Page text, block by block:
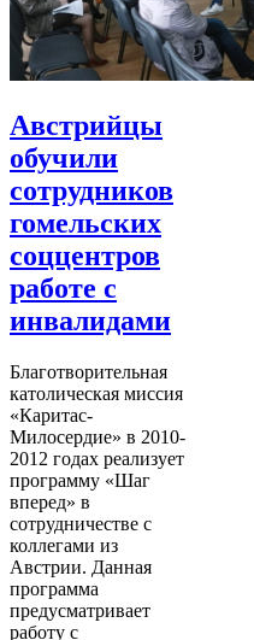
Австрийцы
обучили
сотрудников
гомельских
соццентров
работе с
инвалидами
Благотворительная
католическая миссия
«Каритас-
Милосердие» в 2010-
2012 годах реализует
программу «Шаг
вперед» в
сотрудничестве с
коллегами из
Австрии. Данная
программа
предусматривает
работу с